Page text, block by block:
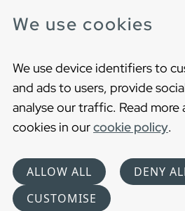
We use cookies
We use device identifiers to
and ads to users, provide
analyse our traffic. Read
cookies in ourcookie policy.
ALLOW ALL
DENY
CUSTOMISE
Cookies
Privacy
Choose